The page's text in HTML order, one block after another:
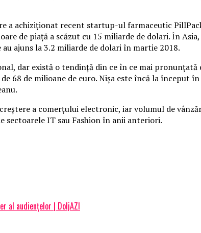
a achiziţionat recent startup-ul farmaceutic
de piaţă a scăzut cu 15 miliarde de dolari. În
ajuns la 3.2 miliarde de dolari în martie 2018.
dar există o tendinţă din ce în ce mai
68 de milioane de euro. Nişa este încă la început
a comerţului electronic, iar volumul de
sectoarele IT sau Fashion în anii anteriori.
al audiențelor | DoljAZI